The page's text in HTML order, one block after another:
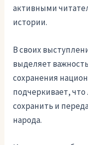
активными
истории.
В своих
выделяет
сохранения
подчеркивает,
сохранить и
народа.